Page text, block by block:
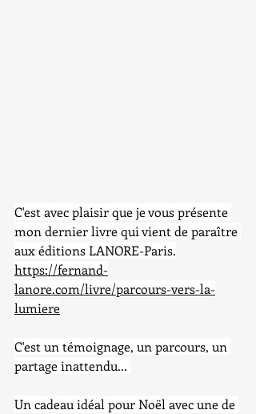
C'est avec plaisir que je vous présente
mon dernier livre qui vient de paraître
aux éditions LANORE-Paris.
https://fernand-
lanore.com/livre/parcours-vers-la-
lumiere
C'est un témoignage, un parcours, un
partage inattendu...
Un cadeau idéal pour Noël avec une de